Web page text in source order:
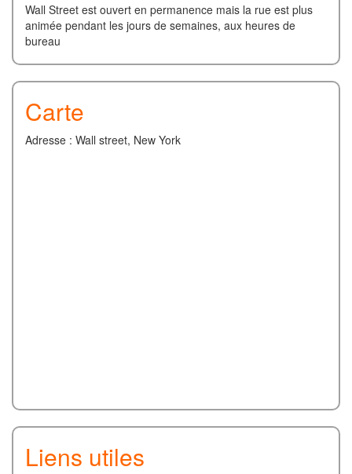
Wall Street est ouvert en permanence mais la rue est plus
animée pendant les jours de semaines, aux heures de
bureau
Carte
Adresse : Wall street, New York
Liens utiles